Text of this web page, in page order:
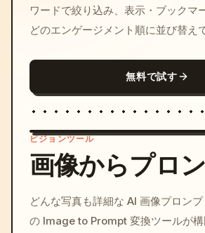
ワードで絞り込み、表示・ブックマ
どのエンゲージメント順に並び替え
無料で試す
c,
colors,
ビジョンツール
画像からプロ
どんな写真も詳細な AI 画像プロン
の Image to Prompt 変換ツールが構